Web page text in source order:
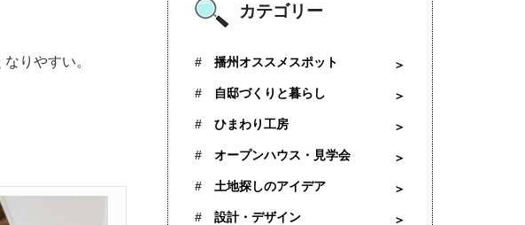
りやすい。
カテゴリー
播州オススメスポット
自邸づくりと暮らし
ひまわり工房
オープンハウス・見学会
土地探しのアイデア
設計・デザイン